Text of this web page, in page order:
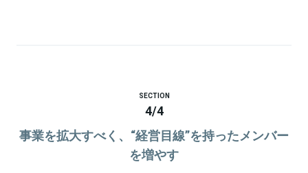
SECTION
4/4
事業を拡大すべく、“経営目線”を持ったメンバー
を増やす